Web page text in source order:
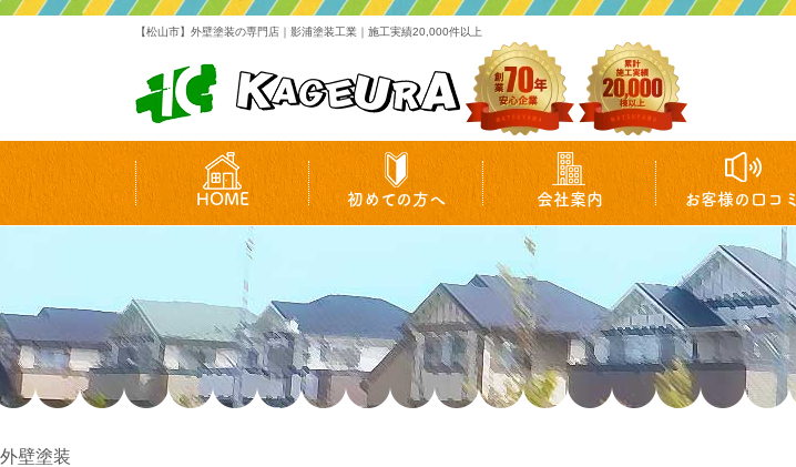
【松山市】外壁塗装の専門店｜影浦塗装工業｜施工実績20,000件以上
HOME 初めての方へ 会社案内 お客様の口コミ
外壁塗装